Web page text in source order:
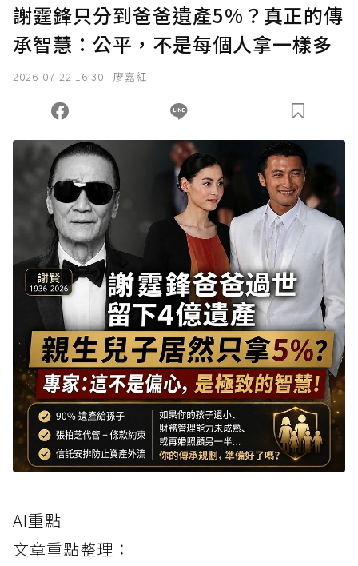
謝霆鋒只分到爸爸遺產5%？真正的傳
承智慧：公平，不是每個人拿一樣多
2026-07-22 16:30 廖嘉紅
AI重點
文章重點整理：